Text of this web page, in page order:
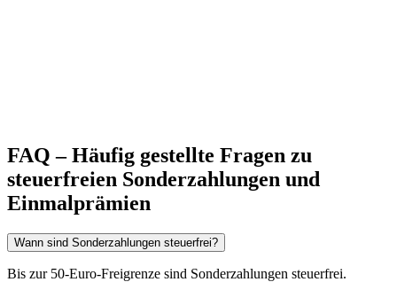
FAQ – Häufig gestellte Fragen zu
steuerfreien Sonderzahlungen und
Einmalprämien
Wann sind Sonderzahlungen steuerfrei?
Bis zur 50-Euro-Freigrenze sind Sonderzahlungen steuerfrei.